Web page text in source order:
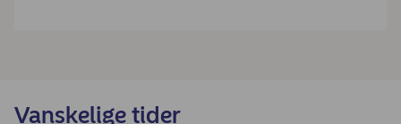
Vanskelige tider